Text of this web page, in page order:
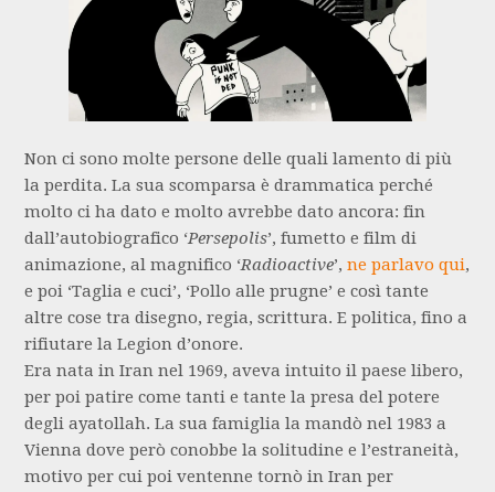
Non ci sono molte persone delle quali lamento di più
la perdita. La sua scomparsa è drammatica perché
molto ci ha dato e molto avrebbe dato ancora: fin
dall’autobiografico ‘Persepolis’, fumetto e film di
animazione, al magnifico ‘Radioactive’,ne parlavo qui,
e poi ‘Taglia e cuci’, ‘Pollo alle prugne’ e così tante
altre cose tra disegno, regia, scrittura. E politica, fino a
rifiutare la Legion d’onore.
Era nata in Iran nel 1969, aveva intuito il paese libero,
per poi patire come tanti e tante la presa del potere
degli ayatollah. La sua famiglia la mandò nel 1983 a
Vienna dove però conobbe la solitudine e l’estraneità,
motivo per cui poi ventenne tornò in Iran per